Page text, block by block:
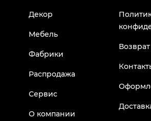
Декор
Мебель
Фабрики
Распродажа
Сервис
О компании